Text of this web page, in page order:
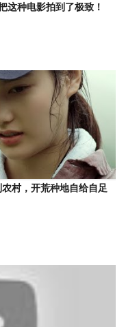
这种电影拍到了极致！
村，开荒种地自给自足